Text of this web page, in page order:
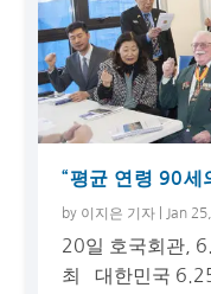
“평균 연령 90세
by 이지은 기자 Jan
20일 호국회관,
최 대한민국